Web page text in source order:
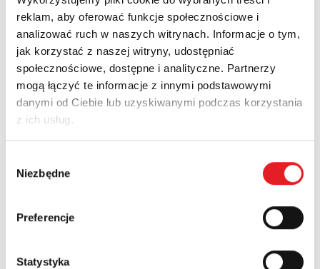
reklam, aby oferować funkcje społecznościowe i
analizować ruch w naszych witrynach. Informacje o tym,
jak korzystać z naszej witryny, udostępniać
społecznościowe, dostępne i analityczne. Partnerzy
mogą łączyć te informacje z innymi podstawowymi
danymi od Ciebie lub uzyskiwanymi podczas korzystania
z ich usług.
zgody
Niezbędne
Preferencje
Statystyka
Zapytaj o szczegóły oferty
Imię i nazwisko: *
Adres e-mail: *
Numer telefonu: